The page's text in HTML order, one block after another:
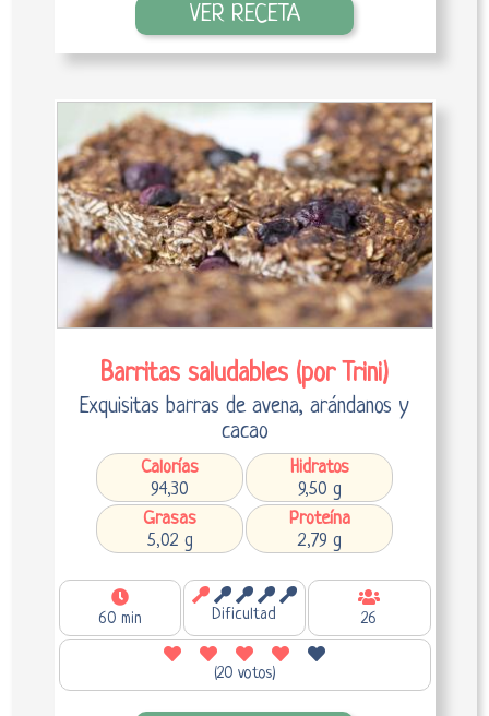
VER RECETA
Barritas saludables (por Trini)
Exquisitas barras de avena, arándanos y
cacao
Calorías
94,30
Hidratos
9,50 g
Grasas
5,02 g
Proteína
2,79 g
60 min Dificultad 26
(20 votos)